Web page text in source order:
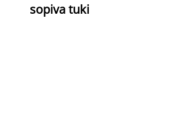
sopiva tuki